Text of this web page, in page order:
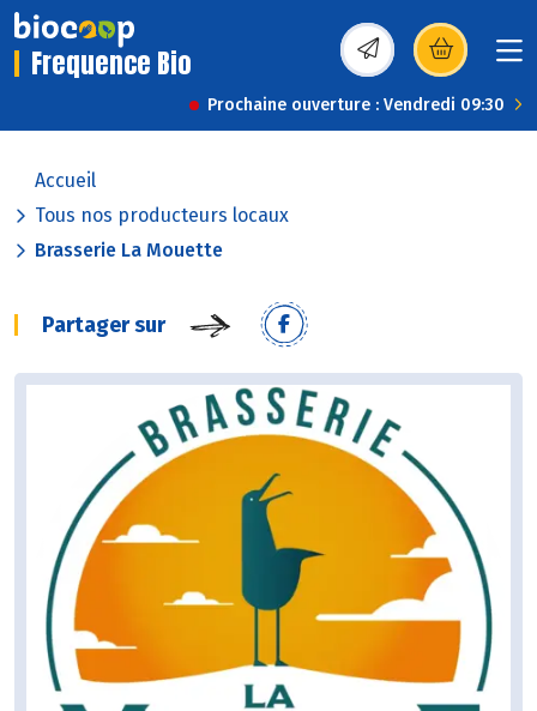
Frequence Bio (s’ouvre dans une
Prochaine ouverture : Vendredi 09:30
Accueil
Tous nos producteurs locaux
Brasserie La Mouette
Partager sur